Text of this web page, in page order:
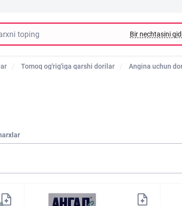
Bir nechtasini
Tomoq og'rig'iga qarshi dorilar Angina uchun